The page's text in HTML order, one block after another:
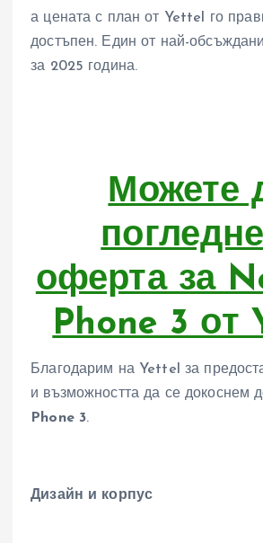
а цената с план от Yettel го
достъпен. Един от най-
за 2025 година.
Можете
оферта за
Phone 3 от
Благодарим на Yettel за
и възможността да се докоснем
Phone 3.
Дизайн и корпус